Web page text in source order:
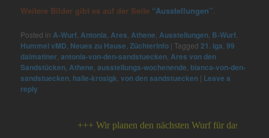
Weitere Bilder gibt es auf der Seite “Ausstellungen”.
Posted in A-Wurf Antonia Ares Athene Ausstellungen B-Wurf
Hummel vMD Neues zu Hause ,Züchterinfo |Tagged 21. lga ,99
dalmatiner ,antonia-von-den-sandstuecken Ares von den
Sandstücken Athene ,ausstellungs-wochenende bianca-von-den-
sandstuecken halle-krosigk ,von den sandstuecken | Leave a
reply
+++ Wir planen den nächsten Wurf für das Jahr 2026